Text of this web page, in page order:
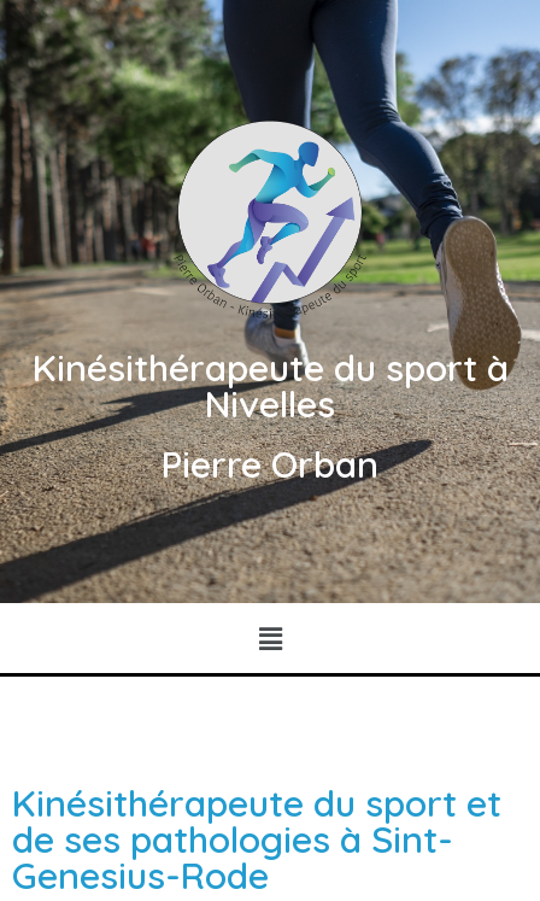
Kinésithérapeute du sport à
Nivelles
Pierre Orban
Kinésithérapeute du sport et
de ses pathologies à Sint-
Genesius-Rode